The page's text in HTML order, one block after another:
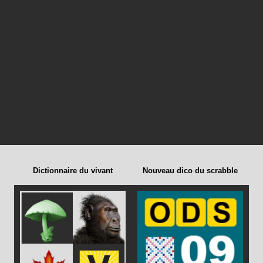
Dictionnaire du vivant Nouveau dico du scrabble